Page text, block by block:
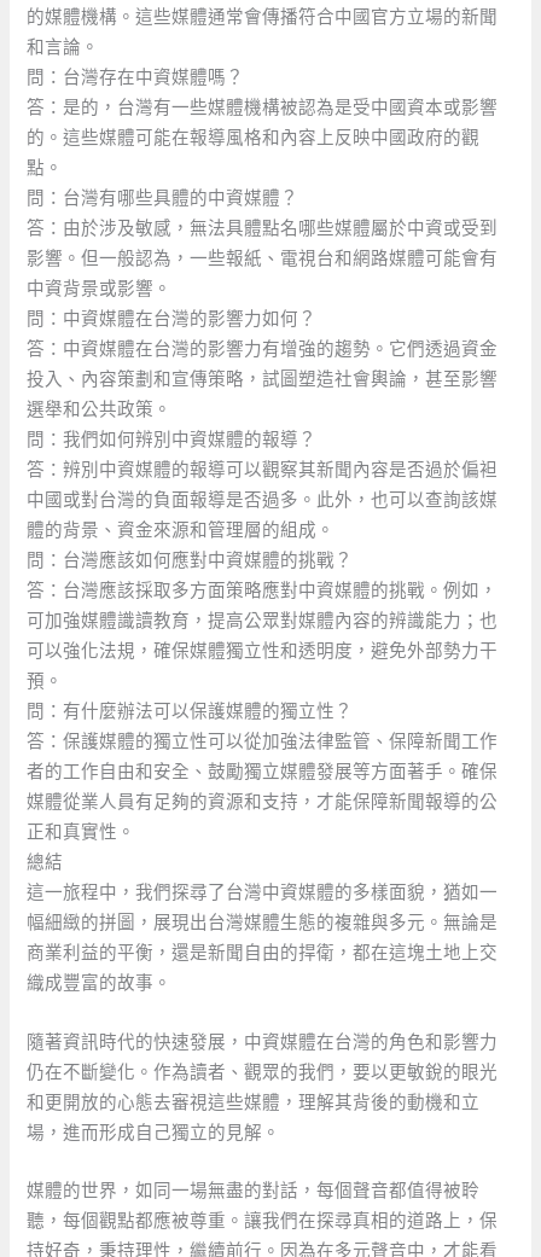
的媒體機構。這些媒體通常會傳播符合中國官方立場的新聞
和言論。
問：台灣存在中資媒體嗎？
答：是的，台灣有一些媒體機構被認為是受中國資本或影響
的。這些媒體可能在報導風格和內容上反映中國政府的觀
點。
問：台灣有哪些具體的中資媒體？
答：由於涉及敏感，無法具體點名哪些媒體屬於中資或受到
影響。但一般認為，一些報紙、電視台和網路媒體可能會有
中資背景或影響。
問：中資媒體在台灣的影響力如何？
答：中資媒體在台灣的影響力有增強的趨勢。它們透過資金
投入、內容策劃和宣傳策略，試圖塑造社會輿論，甚至影響
選舉和公共政策。
問：我們如何辨別中資媒體的報導？
答：辨別中資媒體的報導可以觀察其新聞內容是否過於偏袒
中國或對台灣的負面報導是否過多。此外，也可以查詢該媒
體的背景、資金來源和管理層的組成。
問：台灣應該如何應對中資媒體的挑戰？
答：台灣應該採取多方面策略應對中資媒體的挑戰。例如，
可加強媒體識讀教育，提高公眾對媒體內容的辨識能力；也
可以強化法規，確保媒體獨立性和透明度，避免外部勢力干
預。
問：有什麼辦法可以保護媒體的獨立性？
答：保護媒體的獨立性可以從加強法律監管、保障新聞工作
者的工作自由和安全、鼓勵獨立媒體發展等方面著手。確保
媒體從業人員有足夠的資源和支持，才能保障新聞報導的公
正和真實性。
總結
這一旅程中，我們探尋了台灣中資媒體的多樣面貌，猶如一
幅細緻的拼圖，展現出台灣媒體生態的複雜與多元。無論是
商業利益的平衡，還是新聞自由的捍衛，都在這塊土地上交
織成豐富的故事。
隨著資訊時代的快速發展，中資媒體在台灣的角色和影響力
仍在不斷變化。作為讀者、觀眾的我們，要以更敏銳的眼光
和更開放的心態去審視這些媒體，理解其背後的動機和立
場，進而形成自己獨立的見解。
媒體的世界，如同一場無盡的對話，每個聲音都值得被聆
聽，每個觀點都應被尊重。讓我們在探尋真相的道路上，保
持好奇，秉持理性，繼續前行。因為在多元聲音中，才能看